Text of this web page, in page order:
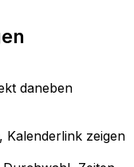
daneben
Kalenderlink zeigen